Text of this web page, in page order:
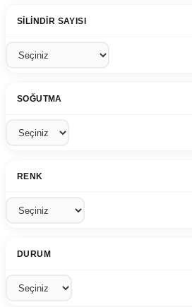
SILINDIR SAYISI
SOĞUTMA
RENK
DURUM